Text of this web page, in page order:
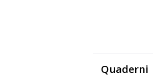
Quaderni